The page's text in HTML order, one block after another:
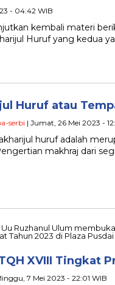
- 04:42 WIB
kembali materi
Huruf yang kedua
Huruf atau
serbi | Jumat, 26 Mei 2023 -
huruf adalah
makhraj dari
XVIII Tingkat
7 Mei 2023 - 22:01 WIB